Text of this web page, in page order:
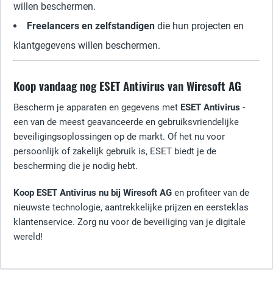
willen beschermen.
Freelancers en zelfstandigen die hun projecten en
klantgegevens willen beschermen.
Koop vandaag nog ESET Antivirus van Wiresoft AG
Bescherm je apparaten en gegevens met ESET Antivirus -
een van de meest geavanceerde en gebruiksvriendelijke
beveiligingsoplossingen op de markt. Of het nu voor
persoonlijk of zakelijk gebruik is, ESET biedt je de
bescherming die je nodig hebt.
Koop ESET Antivirus nu bij Wiresoft AG en profiteer van de
nieuwste technologie, aantrekkelijke prijzen en eersteklas
klantenservice. Zorg nu voor de beveiliging van je digitale
wereld!